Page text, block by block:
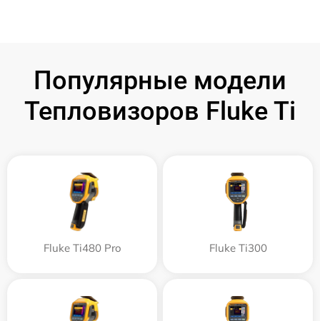
Популярные модели
Тепловизоров Fluke Ti
Fluke Ti480 Pro Fluke Ti300